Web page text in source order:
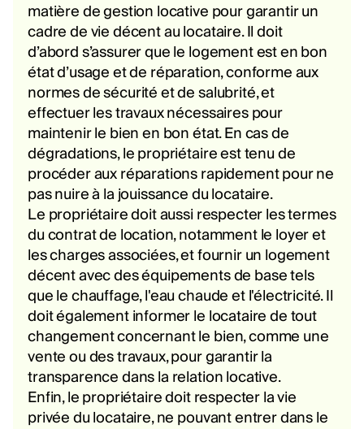
matière de gestion locative pour garantir un
cadre de vie décent au locataire. Il doit
d’abord s’assurer que le logement est en bon
état d’usage et de réparation, conforme aux
normes de sécurité et de salubrité, et
effectuer les travaux nécessaires pour
maintenir le bien en bon état. En cas de
dégradations, le propriétaire est tenu de
procéder aux réparations rapidement pour ne
pas nuire à la jouissance du locataire.
Le propriétaire doit aussi respecter les termes
du contrat de location, notamment le loyer et
les charges associées, et fournir un logement
décent avec des équipements de base tels
que le chauffage, l'eau chaude et l'électricité. Il
doit également informer le locataire de tout
changement concernant le bien, comme une
vente ou des travaux, pour garantir la
transparence dans la relation locative.
Enfin, le propriétaire doit respecter la vie
privée du locataire, ne pouvant entrer dans le